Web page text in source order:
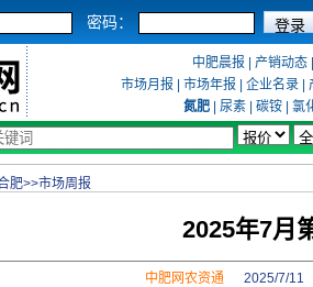
密码：
中肥晨报 产销动态
市场月报
市场年报 企业名录
氮肥
尿素 碳铵
氯
肥>>市场周报
2025年7月
中肥网农资通 2025/7/11